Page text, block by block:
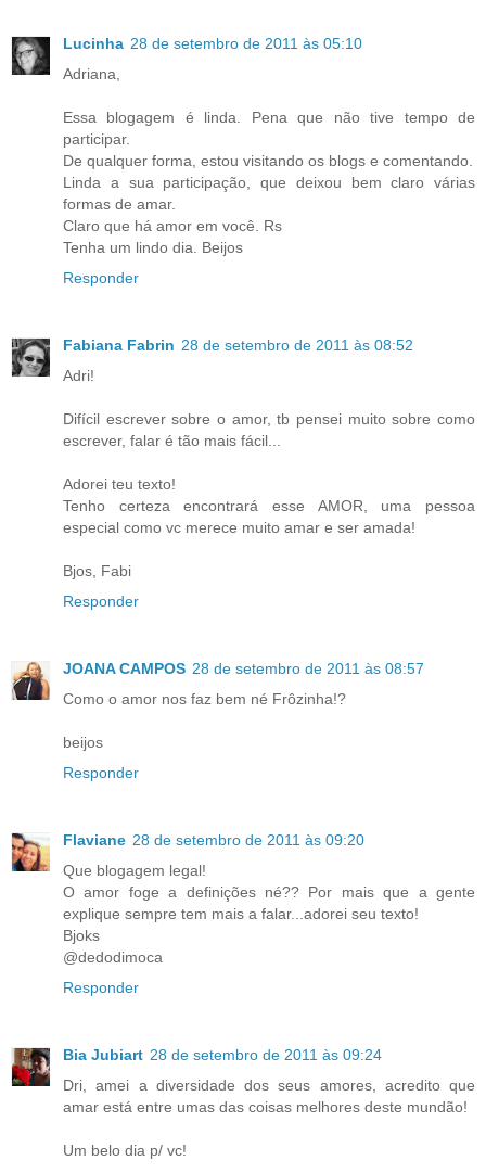
Lucinha 28 de setembro de 2011 às 05:10
Adriana,
Essa blogagem é linda. Pena que não tive tempo de
participar.
De qualquer forma, estou visitando os blogs e comentando.
Linda a sua participação, que deixou bem claro várias
formas de amar.
Claro que há amor em você. Rs
Tenha um lindo dia. Beijos
Responder
Fabiana Fabrin 28 de setembro de 2011 às 08:52
Adri!
Difícil escrever sobre o amor, tb pensei muito sobre como
escrever, falar é tão mais fácil...
Adorei teu texto!
Tenho certeza encontrará esse AMOR, uma pessoa
especial como vc merece muito amar e ser amada!
Bjos, Fabi
Responder
JOANA CAMPOS 28 de setembro de 2011 às 08:57
Como o amor nos faz bem né Frôzinha!?
beijos
Responder
Flaviane 28 de setembro de 2011 às 09:20
Que blogagem legal!
O amor foge a definições né?? Por mais que a gente
explique sempre tem mais a falar...adorei seu texto!
Bjoks
@dedodimoca
Responder
Bia Jubiart 28 de setembro de 2011 às 09:24
Dri, amei a diversidade dos seus amores, acredito que
amar está entre umas das coisas melhores deste mundão!
Um belo dia p/ vc!